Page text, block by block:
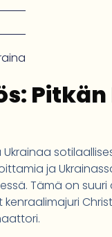
ja
Tämä on suuri